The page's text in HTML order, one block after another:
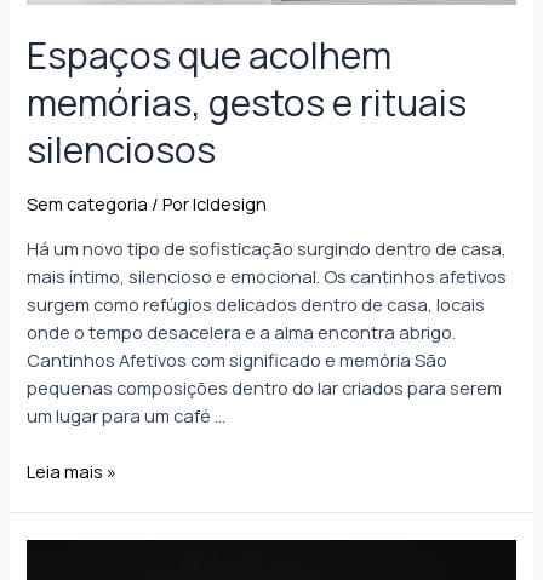
Espaços que acolhem
memórias, gestos e rituais
silenciosos
Sem categoria / Porlcldesign
Há um novo tipo de sofisticação surgindo dentro de casa,
mais íntimo, silencioso e emocional. Os cantinhos afetivos
surgem como refúgios delicados dentro de casa, locais
onde o tempo desacelera e a alma encontra abrigo.
Cantinhos Afetivos com significado e memória São
pequenas composições dentro do lar criados para serem
um lugar para um café …
Leia mais »